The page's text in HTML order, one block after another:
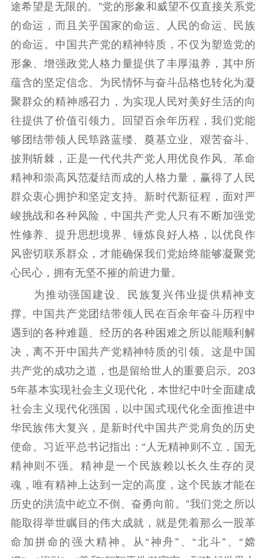
途希望是无限的。”党的形象和威望不仅直接关系党
的命运，而且关乎国家的命运、人民的命运、民族
的命运。中国共产党的精神特质，不仅为塑造党的
形象、增强政党人格力量提供了丰厚滋养，其中所
蕴含的坚定信念、为民情怀与奋斗品格也转化为凝
聚群众的精神感召力，为实现人民对美好生活的向
往提供了价值引领力。回望百余年历程，我们党能
够团结带领人民筚路蓝缕、奠基立业、艰苦奋斗、
披荆斩棘，正是一代代共产党人用优良作风、革命
精神和崇高风范凝结而成的人格力量，赢得了人民
群众衷心拥护和坚定支持。新时代新征程，面对严
峻挑战和各种风险，中国共产党人只有不断加强党
性修养、提升思想境界、锤炼良好人格，以优良作
风密切联系群众，才能确保我们党始终能够凝聚党
心民心，拥有无坚不摧的前进力量。
为推动强国建设、民族复兴伟业提供精神支
撑。中国共产党团结带领人民在百余年奋斗历程中
遇到的各种难题、经历的各种困难之所以能顺利解
决，离不开中国共产党精神特质的引领。这是中国
共产党的成功之道，也是留给世人的重要启示。203
5年基本实现社会主义现代化，本世纪中叶全面建成
社会主义现代化强国，以中国式现代化全面推进中
华民族伟大复兴，是新时代中国共产党肩负的历史
使命。习近平总书记指出：“人无精神则不立，国无
精神则不强。精神是一个民族赖以长久生存的灵
魂，唯有精神上达到一定的高度，这个民族才能在
历史的洪流中屹立不倒、奋勇向前。”我们党之所以
能取得举世瞩目的伟大成就，就是凭着那么一股革
命加拼命的强大精神。从“神舟”、“北斗”、“嫦